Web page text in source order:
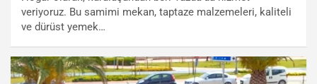
veriyoruz. Bu samimi mekan, taptaze malzemeleri, kaliteli
ve dürüst yemek…